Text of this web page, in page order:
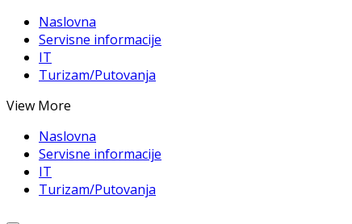
Naslovna
Servisne informacije
IT
Turizam/Putovanja
View More
Naslovna
Servisne informacije
IT
Turizam/Putovanja